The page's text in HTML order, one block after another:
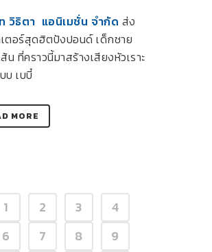
วิธิตา แอนิเมชั่น จำกัด ส่ง
ตอร์สุดฮิตปังปอนด์ เด็กชาย
น ที่คราวนี้มาสร้างเสียงหัวเราะ
บ เบบี๋
MORE
1 2 3
4
6 7 8
9